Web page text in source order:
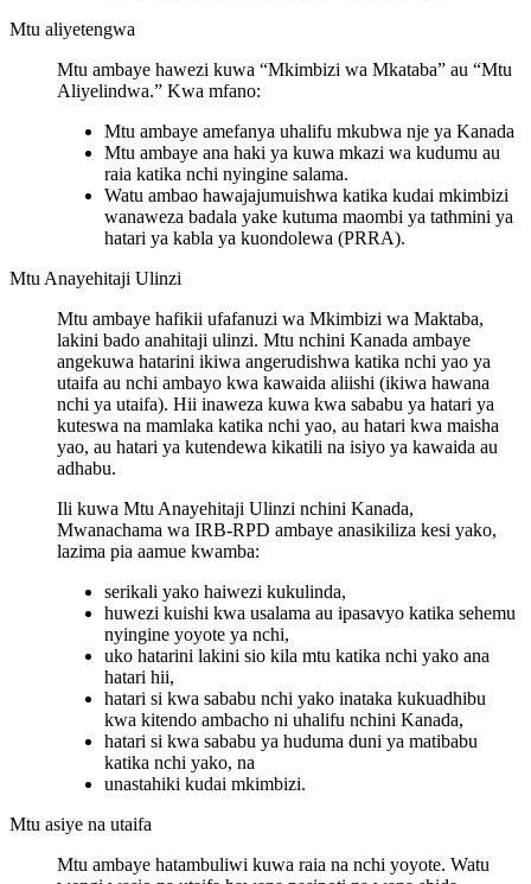
Mtu aliyetengwa
Mtu ambaye hawezi kuwa “Mkimbizi wa Mkataba” au “Mtu
Aliyelindwa.” Kwa mfano:
Mtu ambaye amefanya uhalifu mkubwa nje ya Kanada
Mtu ambaye ana haki ya kuwa mkazi wa kudumu au
raia katika nchi nyingine salama.
Watu ambao hawajajumuishwa katika kudai mkimbizi
wanaweza badala yake kutuma maombi ya tathmini ya
hatari ya kabla ya kuondolewa (PRRA).
Mtu Anayehitaji Ulinzi
Mtu ambaye hafikii ufafanuzi wa Mkimbizi wa Maktaba,
lakini bado anahitaji ulinzi. Mtu nchini Kanada ambaye
angekuwa hatarini ikiwa angerudishwa katika nchi yao ya
utaifa au nchi ambayo kwa kawaida aliishi (ikiwa hawana
nchi ya utaifa). Hii inaweza kuwa kwa sababu ya hatari ya
kuteswa na mamlaka katika nchi yao, au hatari kwa maisha
yao, au hatari ya kutendewa kikatili na isiyo ya kawaida au
adhabu.
Ili kuwa Mtu Anayehitaji Ulinzi nchini Kanada,
Mwanachama wa IRB-RPD ambaye anasikiliza kesi yako,
lazima pia aamue kwamba:
serikali yako haiwezi kukulinda,
huwezi kuishi kwa usalama au ipasavyo katika sehemu
nyingine yoyote ya nchi,
uko hatarini lakini sio kila mtu katika nchi yako ana
hatari hii,
hatari si kwa sababu nchi yako inataka kukuadhibu
kwa kitendo ambacho ni uhalifu nchini Kanada,
hatari si kwa sababu ya huduma duni ya matibabu
katika nchi yako, na
unastahiki kudai mkimbizi.
Mtu asiye na utaifa
Mtu ambaye hatambuliwi kuwa raia na nchi yoyote. Watu